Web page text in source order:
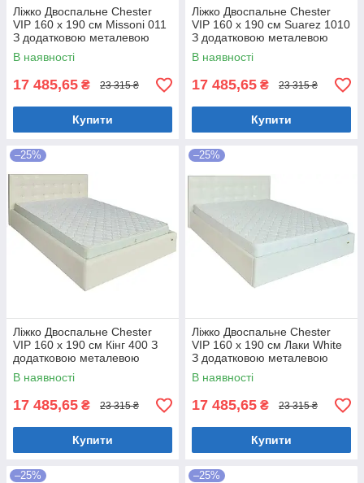
Ліжко Двоспальне Chester
VIP 160 х 190 см Missoni 011
З додатковою металевою
цільнозварною рамою
Темно-коричневий
В наявності
17 485,65 ₴ 23 315 ₴
Купити
Ліжко Двоспальне Chester
VIP 160 х 190 см Suarez 1010
З додатковою металевою
цільнозварною рамою
Коричневий
В наявності
17 485,65 ₴ 23 315 ₴
Купити
–25%
Ліжко Двоспальне Chester
VIP 160 х 190 см Кінг 400 З
додатковою металевою
цільнозварною рамою C1
Білий
В наявності
17 485,65 ₴ 23 315 ₴
Купити
–25%
Ліжко Двоспальне Chester
VIP 160 х 190 см Лаки White
З додатковою металевою
цільнозварною рамою Білий
В наявності
17 485,65 ₴ 23 315 ₴
Купити
–25% –25%